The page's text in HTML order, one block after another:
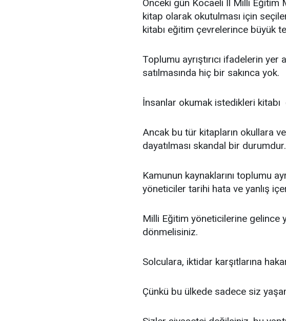
Önceki gün Kocaeli İl Milli Eğitim
kitap olarak okutulması için
kitabı eğitim çevrelerince büyük
Toplumu ayrıştırıcı ifadelerin yer
satılmasında hiç bir sakınca yok.
İnsanlar okumak istedikleri kitabı
Ancak bu tür kitapların okullara
dayatılması skandal bir durumdur.
Kamunun kaynaklarını toplumu
yöneticiler tarihi hata ve yanlış
Milli Eğitim yöneticilerine gelince
dönmelisiniz.
Solculara, iktidar karşıtlarına
Çünkü bu ülkede sadece siz